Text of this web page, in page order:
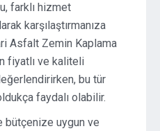
farklı hizmet
karşılaştırmanıza
Asfalt Zemin Kaplama
fiyatlı ve kaliteli
bu tür
faydalı olabilir.
bütçenize uygun ve